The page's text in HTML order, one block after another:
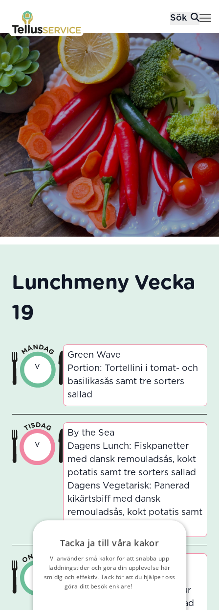
Hoppa till innehåll
Tellusfood Sök
Lunchmeny Vecka
19
v
Green Wave
Portion: Tortellini i tomat- och
basilikasås samt tre sorters
sallad
v
By the Sea
Dagens Lunch: Fiskpanetter
med dansk remouladsås, kokt
potatis samt tre sorters sallad
Dagens Vegetarisk: Panerad
kikärtsbiff med dansk
remouladsås, kokt potatis samt
Don't chicken out
Dagens Lunch:
Kycklingnuggets med sötsur
sås, ris samt tre sorters sallad
Tacka ja till våra kakor
Vi använder små kakor för att snabba upp
laddningstider och göra din upplevelse här
smidig och effektiv. Tack för att du hjälper oss
göra ditt besök enklare!